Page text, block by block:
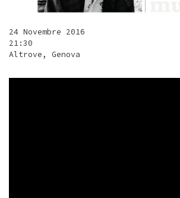
24 Novembre 2016
21:30
Altrove, Genova